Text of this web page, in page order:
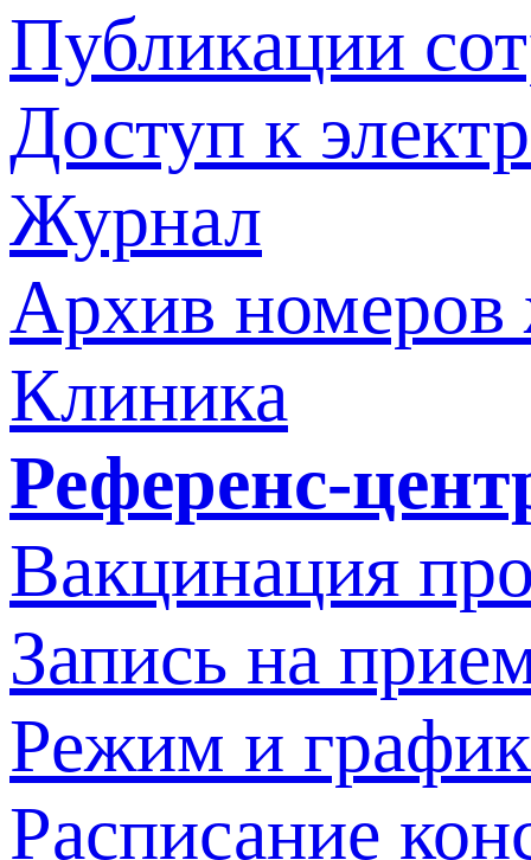
Публикации
Доступ к
Журнал
Архив номеров
Клиника
Референс-
Вакцинация
Запись на
Режим и
Расписание